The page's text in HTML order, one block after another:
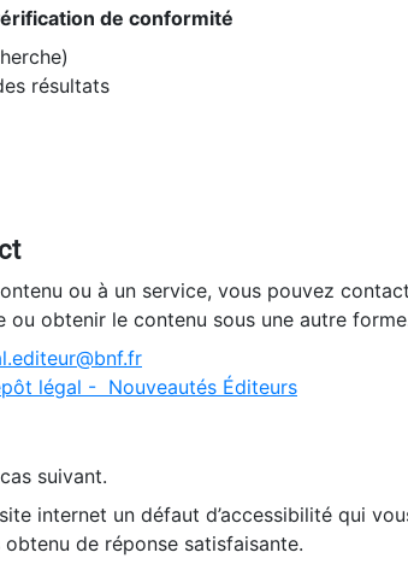
de conformité
résultats
ou à un service, vous pouvez
obtenir le contenu sous une autre
légal - Nouveautés Éditeurs
suivant.
internet un défaut d’accessibilité qui
de réponse satisfaisante.